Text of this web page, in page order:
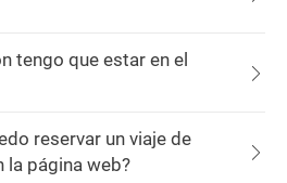
tengo que estar en el
reservar un viaje de
la página web?